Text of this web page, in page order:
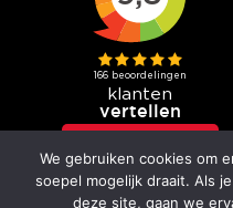
We gebruiken cookies om
soepel mogelijk draait. Als
deze site, gaan we